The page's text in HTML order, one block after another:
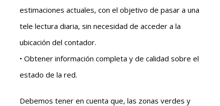
estimaciones actuales, con el objetivo de pasar a una
tele lectura diaria, sin necesidad de acceder a la
ubicación del contador.
• Obtener información completa y de calidad sobre el
estado de la red.
Debemos tener en cuenta que, las zonas verdes y